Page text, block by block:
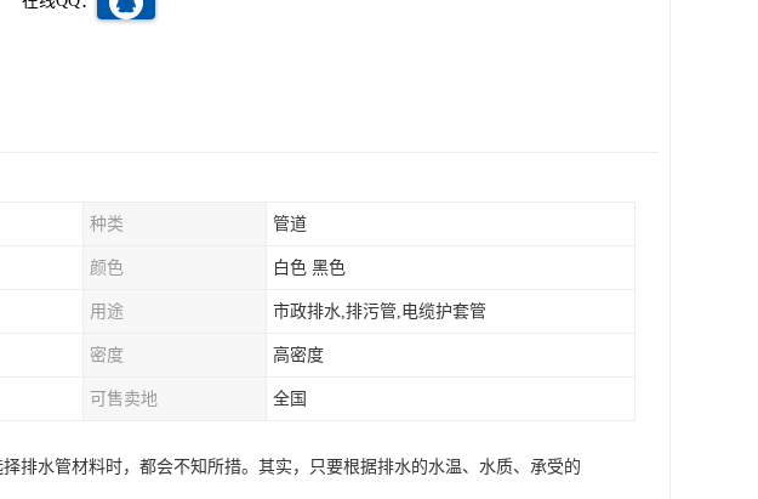
种类 管道
颜色 白色 黑色
用途 市政排水,排污管,电缆护套管
密度 高密度
可售卖地 全国
排水管材料时，都会不知所措。其实，只要根据排水的水温、水质、承受的